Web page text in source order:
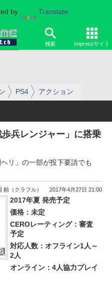
by Translate
検索 Impressサイト
PS4 アクション
歩兵レンジャー」に搭乗
リ」の一部が投下要請でも
頼（クラフル） 2017年4月27日 21:00
2017年夏 発売予定
価格：未定
CEROレーティング：審査
予定
対応人数：オフライン1人～
2人
オンライン：4人協力プレイ